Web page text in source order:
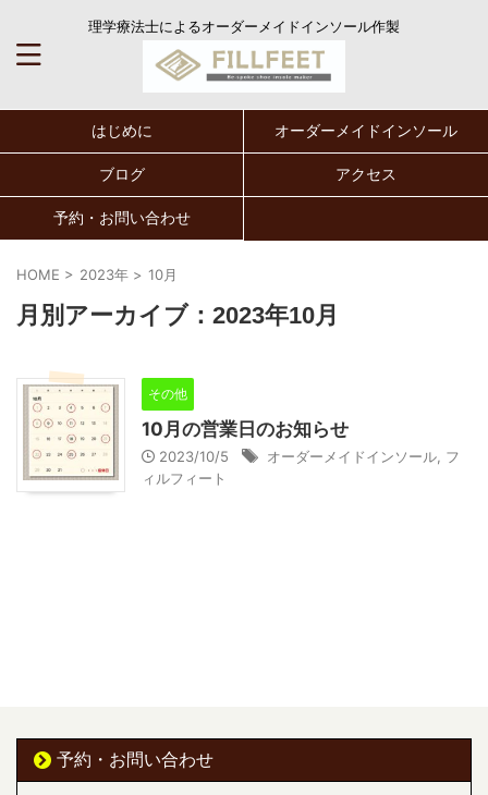
理学療法士によるオーダーメイドインソール作製
はじめに オーダーメイドインソール
ブログ アクセス
予約・お問い合わせ
HOME > 2023年 > 10月
月別アーカイブ：2023年10月
その他
10月の営業日のお知らせ
2023/10/5 オーダーメイドインソール フ
ィルフィート
予約・お問い合わせ